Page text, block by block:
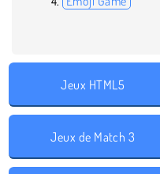
Jeux HTML5
Jeux de Match 3